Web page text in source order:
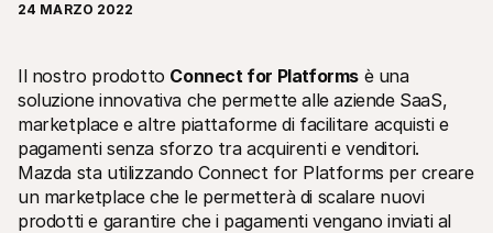
Per agenzie
Scopri il nostro Programma di partnership per agenzie
24 MARZO 2022
Il nostro prodotto Connect for Platforms è una
soluzione innovativa che permette alle aziende SaaS,
marketplace e altre piattaforme di facilitare acquisti e
pagamenti senza sforzo tra acquirenti e venditori.
Mazda sta utilizzando Connect for Platforms per creare
un marketplace che le permetterà di scalare nuovi
prodotti e garantire che i pagamenti vengano inviati al